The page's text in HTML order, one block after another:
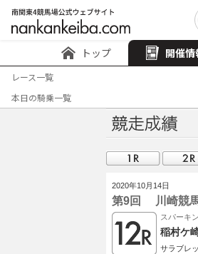
トップ 開催情
レース一覧
本日の騎乗一覧
2020年10月14日
第9回 川崎競
スパーキ
稲村ケ
サラブレ